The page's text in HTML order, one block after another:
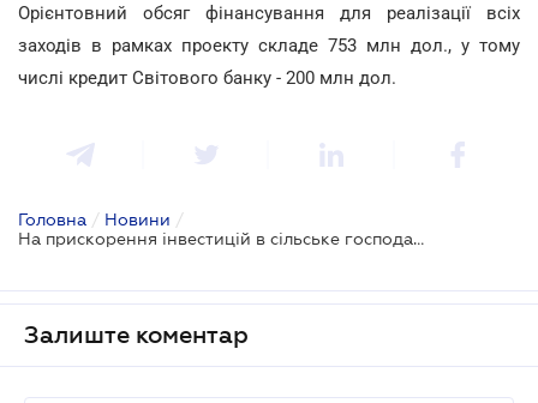
Орієнтовний обсяг фінансування для реалізації всіх
заходів в рамках проекту складе 753 млн дол., у тому
числі кредит Світового банку - 200 млн дол.
Головна / Новини /
На прискорення інвестицій в сільське господарство можуть дати 753 млн дол.
Залиште коментар